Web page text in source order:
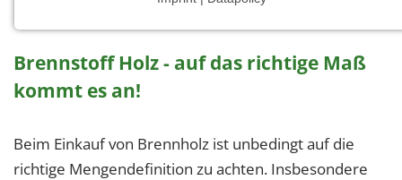
Brennstoff Holz - auf das richtige Maß
kommt es an!
Beim Einkauf von Brennholz ist unbedingt auf die
richtige Mengendefinition zu achten. Insbesondere